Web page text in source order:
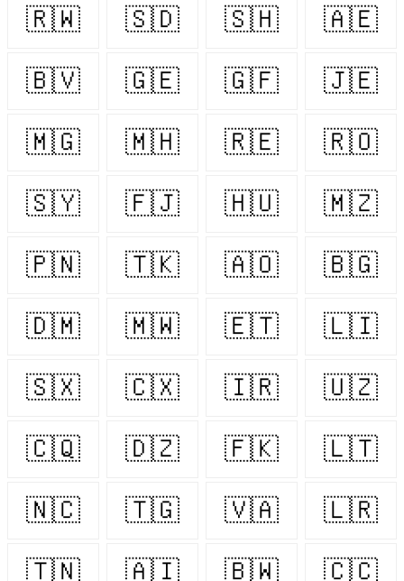
🇷🇼 🇸🇩 🇸🇭 🇦🇪
🇧🇻 🇬🇪 🇬🇫 🇯🇪
🇲🇬 🇲🇭 🇷🇪 🇷🇴
🇸🇾 🇫🇯 🇭🇺 🇲🇿
🇵🇳 🇹🇰 🇦🇴 🇧🇬
🇩🇲 🇲🇼 🇪🇹 🇱🇮
🇸🇽 🇨🇽 🇮🇷 🇺🇿
🇨🇶 🇩🇿 🇫🇰 🇱🇹
🇳🇨 🇹🇬 🇻🇦 🇱🇷
🇹🇳 🇦🇮 🇧🇼 🇨🇨